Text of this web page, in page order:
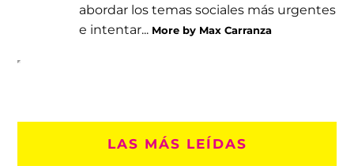
abordar los temas sociales más urgentes
e intentar... More by Max Carranza
LAS MÁS LEÍDAS